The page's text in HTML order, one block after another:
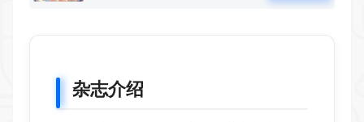
杂志介绍